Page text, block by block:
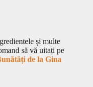
și multe
să vă uitați pe
de la Gina